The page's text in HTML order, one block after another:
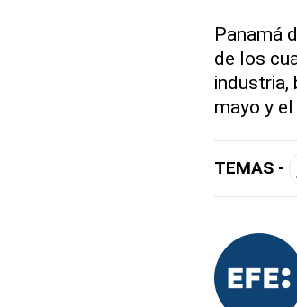
Panamá
de los
industria,
mayo y el
TEMAS -